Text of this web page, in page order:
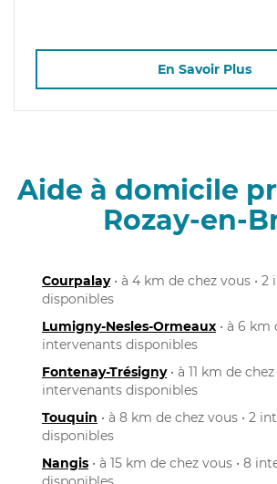
En Savoir Plus
Aide à domicile
Rozay-en-
Courpalay• à 4 km de chez vous •
disponibles
Lumigny-Nesles-Ormeaux • à 6 km
intervenants disponibles
Fontenay-Trésigny• à 11 km de chez
intervenants disponibles
Touquin • à 8 km de chez vous • 2
disponibles
Nangis • à 15 km de chez vous • 8